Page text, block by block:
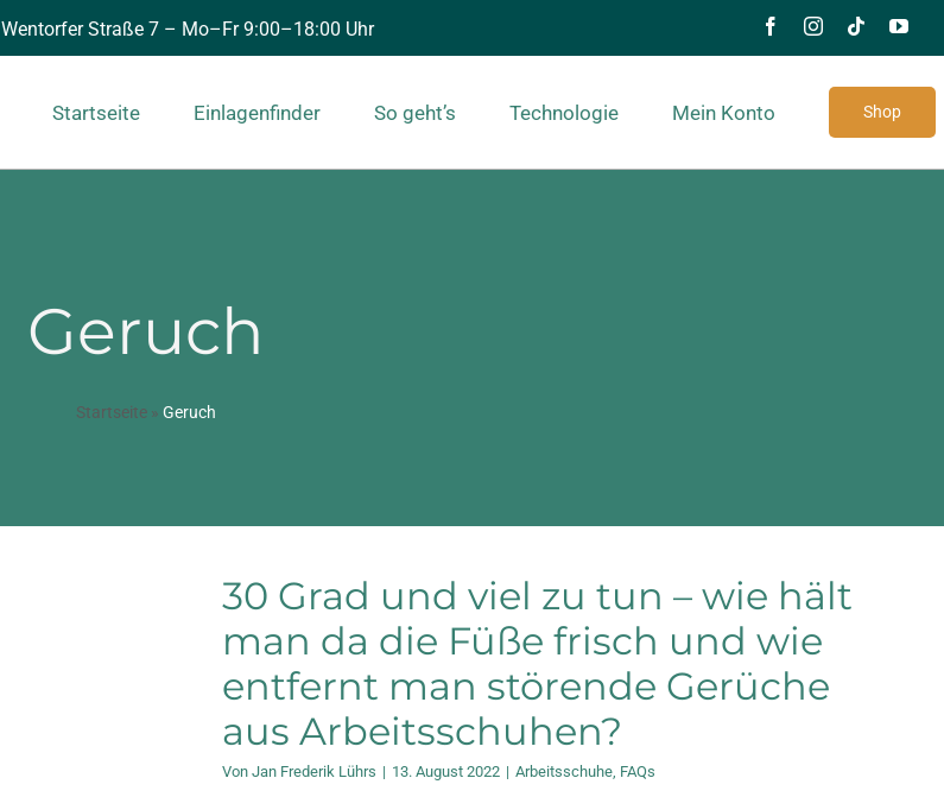
Wentorfer Straße 7 – Mo–Fr 9:00–18:00 Uhr
Startseite Einlagenfinder So geht’s Technologie Mein Konto Shop
Geruch
Startseite » Geruch
30 Grad und viel zu tun – wie hält
man da die Füße frisch und wie
entfernt man störende Gerüche
aus Arbeitsschuhen?
Von Jan Frederik Lührs | 13. August 2022 | Arbeitsschuhe FAQs